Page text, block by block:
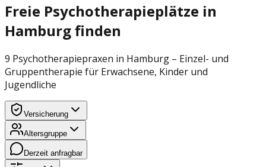
Freie Psychotherapieplätze in
Hamburg finden
9 Psychotherapiepraxen in Hamburg – Einzel- und
Gruppentherapie für Erwachsene, Kinder und
Jugendliche
Versicherung
Altersgruppe
Derzeit anfragbar